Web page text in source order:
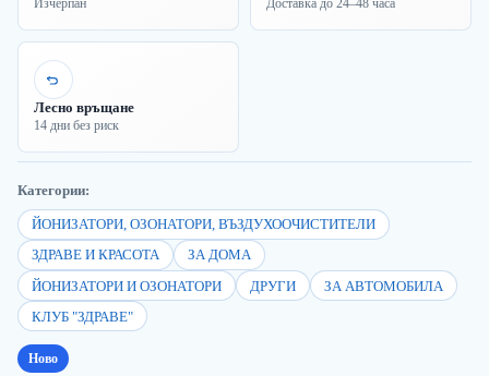
Лесно връщане
14 дни без риск
Категории:
ЙОНИЗАТОРИ, ОЗОНАТОРИ, ВЪЗДУХООЧИСТИТЕЛИ
ЗДРАВЕ И КРАСОТА
ЗА ДОМА
ЙОНИЗАТОРИ И ОЗОНАТОРИ
ДРУГИ
ЗА АВТОМОБИЛА
КЛУБ "ЗДРАВЕ"
Ново